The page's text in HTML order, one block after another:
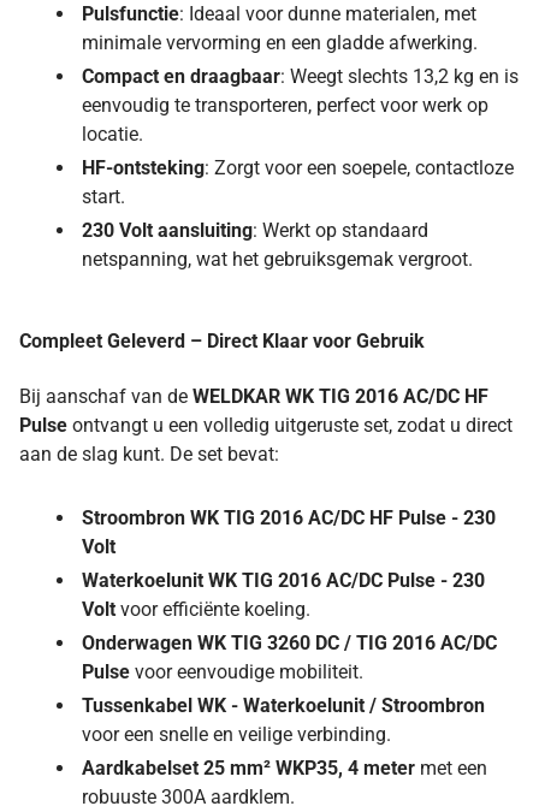
Pulsfunctie: Ideaal voor dunne materialen, met
minimale vervorming en een gladde afwerking.
Compact en draagbaar: Weegt slechts 13,2 kg en is
eenvoudig te transporteren, perfect voor werk op
locatie.
HF-ontsteking: Zorgt voor een soepele, contactloze
start.
230 Volt aansluiting: Werkt op standaard
netspanning, wat het gebruiksgemak vergroot.
Compleet Geleverd – Direct Klaar voor Gebruik
Bij aanschaf van de WELDKAR WK TIG 2016 AC/DC HF
Pulse ontvangt u een volledig uitgeruste set, zodat u direct
aan de slag kunt. De set bevat:
Stroombron WK TIG 2016 AC/DC HF Pulse - 230
Volt
Waterkoelunit WK TIG 2016 AC/DC Pulse - 230
Volt voor efficiënte koeling.
Onderwagen WK TIG 3260 DC / TIG 2016 AC/DC
Pulse voor eenvoudige mobiliteit.
Tussenkabel WK - Waterkoelunit / Stroombron
voor een snelle en veilige verbinding.
Aardkabelset 25 mm² WKP35, 4 meter met een
robuuste 300A aardklem.